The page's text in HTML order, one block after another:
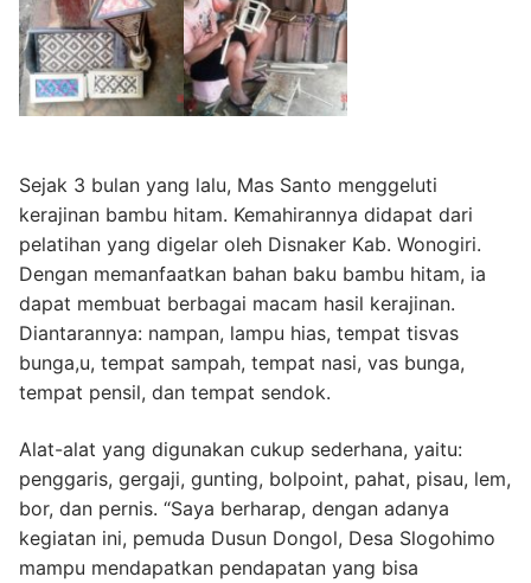
Sejak 3 bulan yang lalu, Mas Santo menggeluti
kerajinan bambu hitam. Kemahirannya didapat dari
pelatihan yang digelar oleh Disnaker Kab. Wonogiri.
Dengan memanfaatkan bahan baku bambu hitam, ia
dapat membuat berbagai macam hasil kerajinan.
Diantarannya: nampan, lampu hias, tempat tisvas
bunga,u, tempat sampah, tempat nasi, vas bunga,
tempat pensil, dan tempat sendok.
Alat-alat yang digunakan cukup sederhana, yaitu:
penggaris, gergaji, gunting, bolpoint, pahat, pisau, lem,
bor, dan pernis. “Saya berharap, dengan adanya
kegiatan ini, pemuda Dusun Dongol, Desa Slogohimo
mampu mendapatkan pendapatan yang bisa